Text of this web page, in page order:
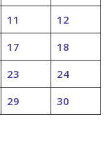
11
12
17
18
23
24
29 30